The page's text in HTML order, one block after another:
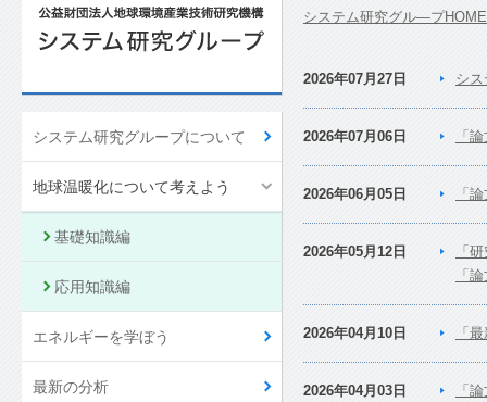
システム研究グループについて
地球温暖化について考えよう
基礎知識編
応用知識編
エネルギーを学ぼう
最新の分析
システム研究グル―プHOME
2026年07月27日 シ
2026年07月06日 「
2026年06月05日 「
2026年05月12日
「
「
2026年04月10日 「
2026年04月03日 「